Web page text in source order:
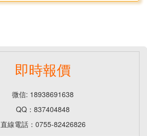
即時報價
微信: 18938691638
QQ：837404848
直線電話：0755-82426826